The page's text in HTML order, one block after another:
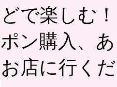
で楽しむ
ン購入、
店に行く